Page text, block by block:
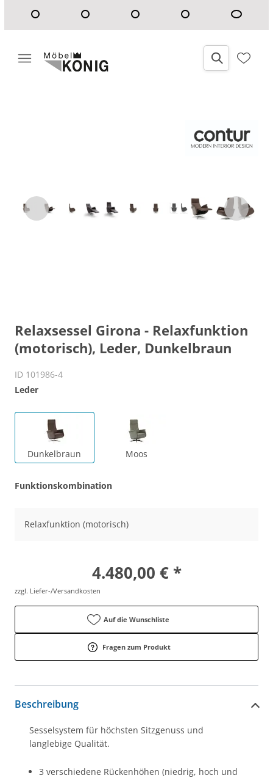
Relaxsessel Girona - Relaxfunktion
(motorisch), Leder, Dunkelbraun
ID 101986-4
Leder
Dunkelbraun Moos
Funktionskombination
Relaxfunktion (motorisch)
4.480,00 € *
zzgl. Liefer-/Versandkosten
Auf die Wunschliste
Fragen zum Produkt
Beschreibung
Sesselsystem für höchsten Sitzgenuss und
langlebige Qualität.
3 verschiedene Rückenhöhen (niedrig, hoch und